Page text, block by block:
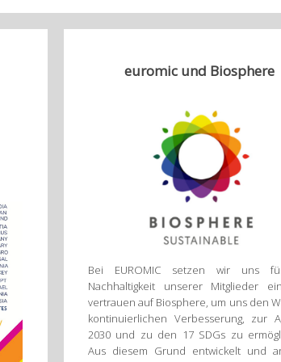
euromic und Biosphere
Bei EUROMIC setzen wir uns
Nachhaltigkeit unserer Mitglieder
vertrauen auf Biosphere, um uns den
kontinuierlichen Verbesserung, zur
2030 und zu den 17 SDGs zu
Aus diesem Grund entwickelt und